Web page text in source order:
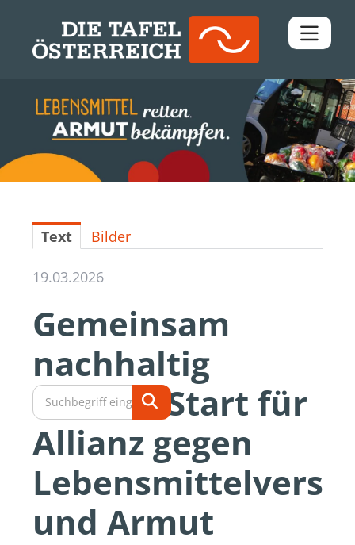
Downloads
Kontakt
Text Bilder
19.03.2026
Gemeinsam
nachhaltig
wirken: Start für
Allianz gegen
und Armut